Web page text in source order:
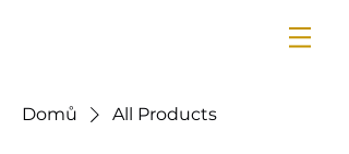
Domů All Products